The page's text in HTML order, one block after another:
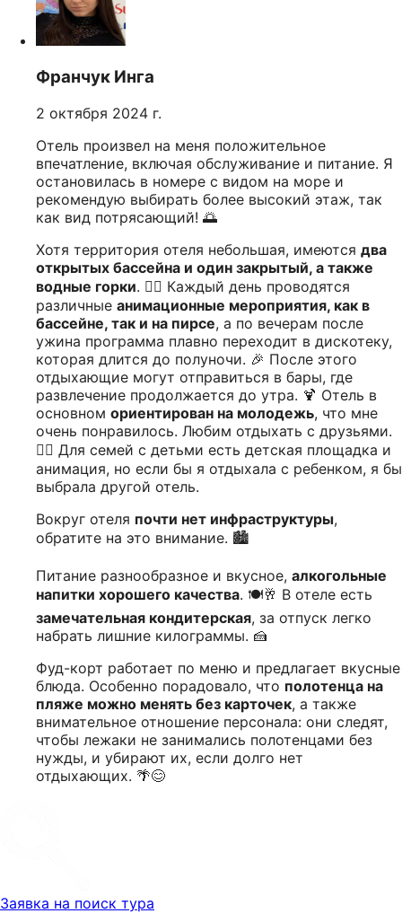
Франчук Инга
2 октября 2024 г.
Отель произвел на меня положительное
впечатление, включая обслуживание и питание. Я
остановилась в номере с видом на море и
рекомендую выбирать более высокий этаж, так
как вид потрясающий! 🌅
Хотя территория отеля небольшая, имеются два
открытых бассейна и один закрытый, а также
водные горки. 🏊‍♀️ Каждый день проводятся
различные анимационные мероприятия, как в
бассейне, так и на пирсе, а по вечерам после
ужина программа плавно переходит в дискотеку,
которая длится до полуночи. 🎉 После этого
отдыхающие могут отправиться в бары, где
развлечение продолжается до утра. 🍹 Отель в
основном ориентирован на молодежь, что мне
очень понравилось. Любим отдыхать с друзьями.
👯‍♀️ Для семей с детьми есть детская площадка и
анимация, но если бы я отдыхала с ребенком, я бы
выбрала другой отель.
Вокруг отеля почти нет инфраструктуры,
обратите на это внимание. 🏙️
Питание разнообразное и вкусное, алкогольные
напитки хорошего качества. 🍽️🥂 В отеле есть
замечательная кондитерская, за отпуск легко
набрать лишние килограммы. 🍰
Фуд-корт работает по меню и предлагает вкусные
блюда. Особенно порадовало, что полотенца на
пляже можно менять без карточек, а также
внимательное отношение персонала: они следят,
чтобы лежаки не занимались полотенцами без
нужды, и убирают их, если долго нет
отдыхающих. 🌴😊
Заявка на поиск тура